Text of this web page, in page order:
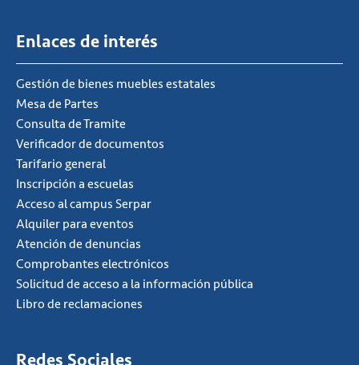
Enlaces de interés
Gestión de bienes muebles estatales
Mesa de Partes
Consulta de Tramite
Verificador de documentos
Tarifario general
Inscripción a escuelas
Acceso al campus Serpar
Alquiler para eventos
Atención de denuncias
Comprobantes electrónicos
Solicitud de acceso a la información pública
Libro de reclamaciones
Redes Sociales